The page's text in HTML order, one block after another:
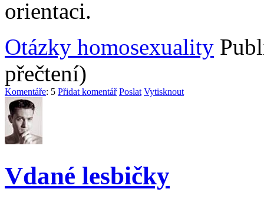
orientaci.
Otázky homosexuality
přečtení)
Komentáře: 5 Přidat komentář Poslat Vytisknout
Vdané lesbičky